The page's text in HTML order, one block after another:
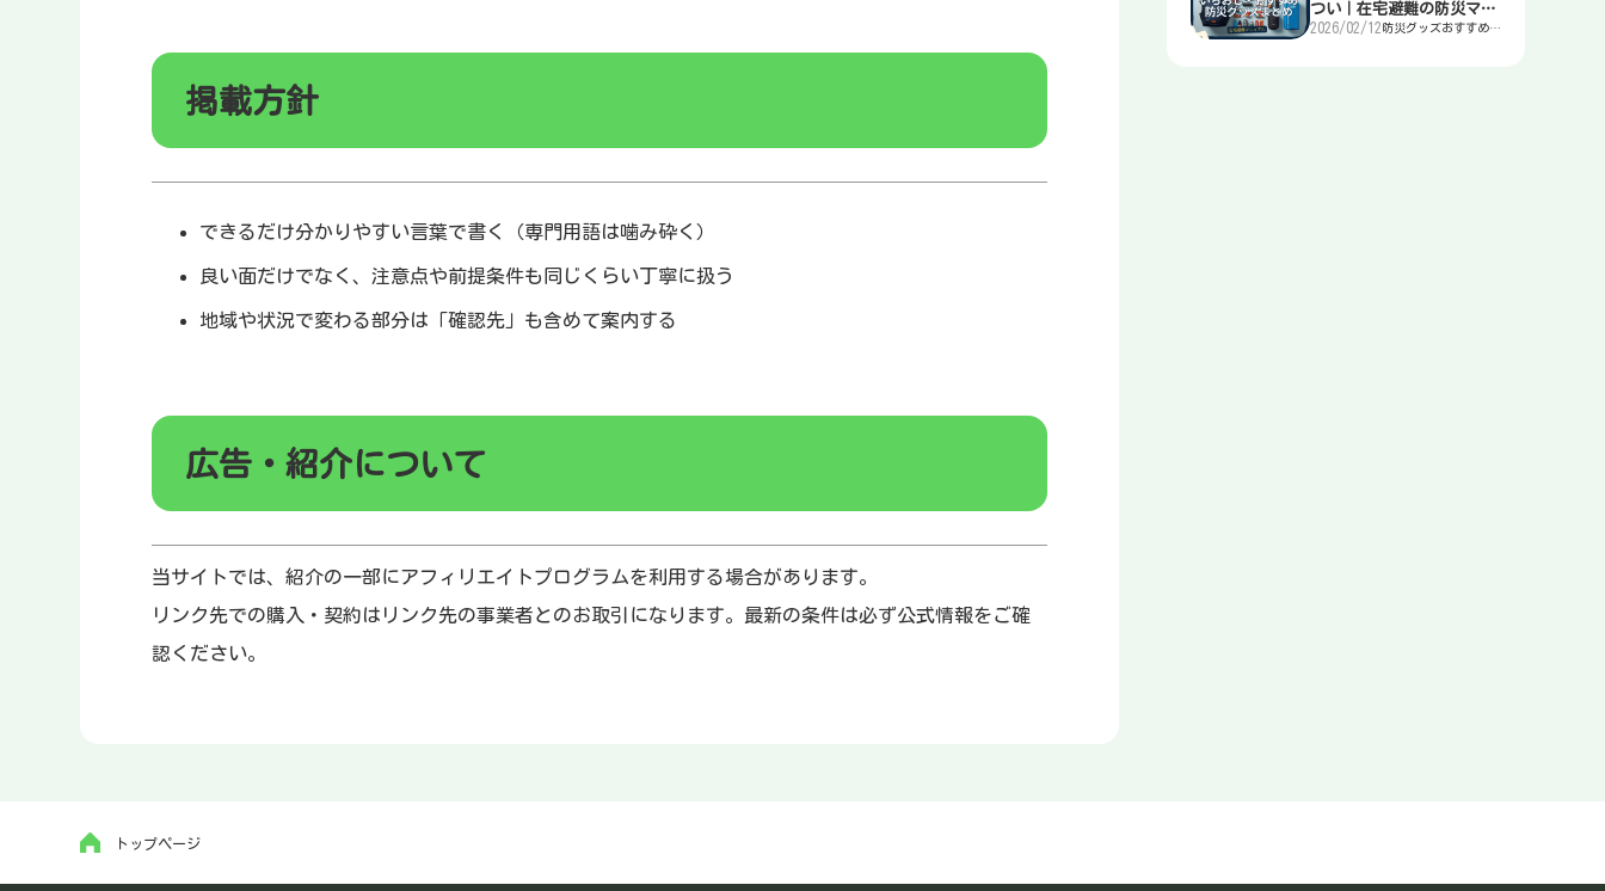
掲載方針
できるだけ分かりやすい言葉で書く（専門用語は噛み砕く）
良い面だけでなく、注意点や前提条件も同じくらい丁寧に扱う
地域や状況で変わる部分は「確認先」も含めて案内する
広告・紹介について
当サイトでは、紹介の一部にアフィリエイトプログラムを利用する場合があります。
リンク先での購入・契約はリンク先の事業者とのお取引になります。最新の条件は必ず公式情報をご確
認ください。
つい｜在宅避難の防災マニ
ュアル
2026/02/12 防災グッズおすすめま
トップページ